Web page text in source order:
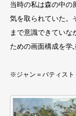
当時の私は森の中の
気を取られていた。
まで意識できてい
ための画面構成を学
※ジャン＝バティスト